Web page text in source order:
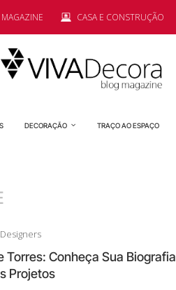
CASA E CONSTRUÇÃO
DECORAÇÃO TRAÇO AO ESPAÇO
Torres: Conheça Sua Biografia
Projetos